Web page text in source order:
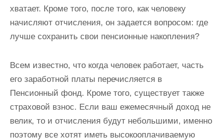
хватает. Кроме того, после того, как человеку
начисляют отчисления, он задается вопросом: где
лучше сохранить свои пенсионные накопления?
Всем известно, что когда человек работает, часть
его заработной платы перечисляется в
Пенсионный фонд. Кроме того, существует также
страховой взнос. Если ваш ежемесячный доход не
велик, то и отчисления будут небольшими, именно
поэтому все хотят иметь высокооплачиваемую